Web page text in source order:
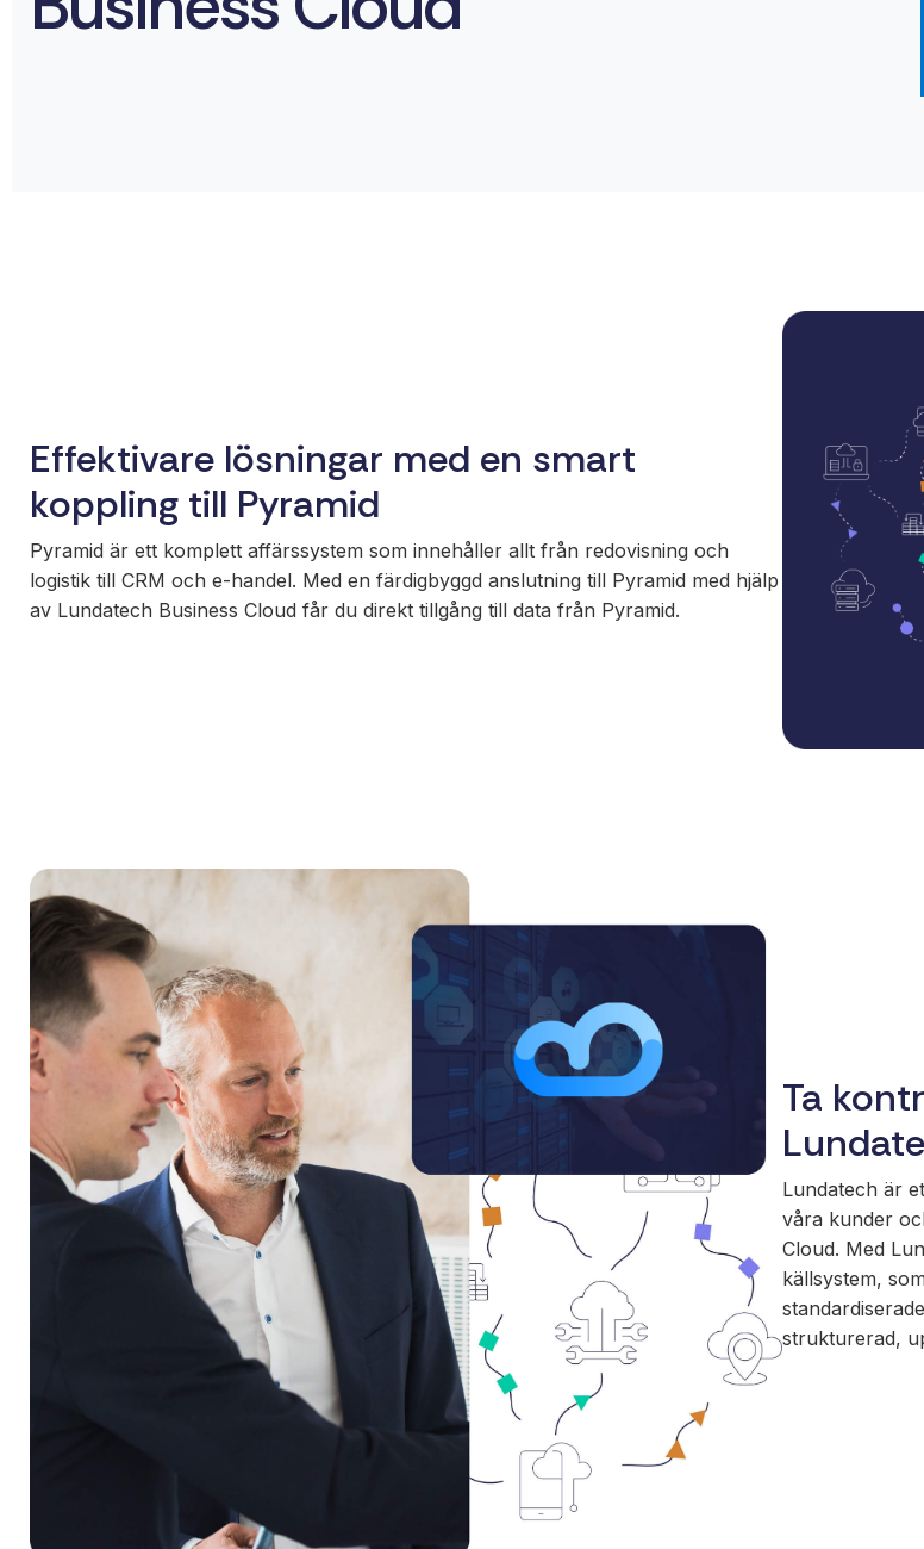
Effektivare lösningar med en smart
koppling till Pyramid
Pyramid är ett komplett affärssystem som innehåller allt från redovisning och
logistik till CRM och e-handel. Med en färdigbyggd anslutning till Pyramid med hjälp
av Lundatech Business Cloud får du direkt tillgång till data från Pyramid.
Ta
Lundatech är
våra kunder
Cloud. Med
källsystem,
strukturerad,